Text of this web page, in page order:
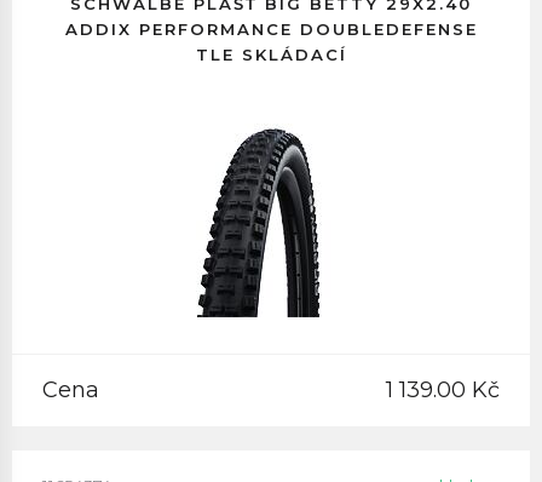
ADDIX PERFORMANCE DOUBLEDEFENSE
TLE SKLÁDACÍ
Cena 1 139.00 Kč